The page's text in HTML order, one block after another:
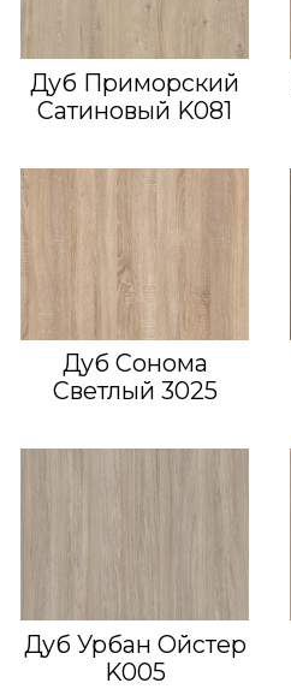
Дуб Приморский
Сатиновый K081
Дуб Сонома
Светлый 3025
Дуб Урбан Ойстер
K005